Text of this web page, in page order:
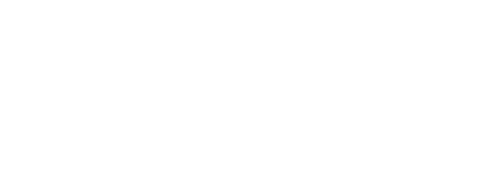
はありません。
品に未対応品が
年1月12日よ